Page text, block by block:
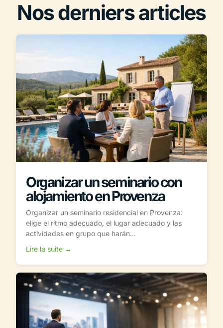
Nos derniers articles
Organizar un seminario con
alojamiento en Provenza
Organizar un seminario residencial en Provenza:
elige el ritmo adecuado, el lugar adecuado y las
actividades en grupo que harán...
Lire la suite →